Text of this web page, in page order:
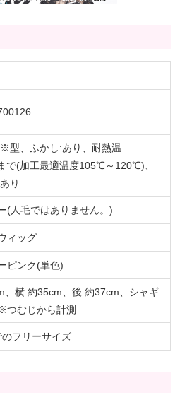
型、ふかし:あり、耐熱温
で(加工最適温度105℃～120℃)、
り
(人毛ではありません。)
ィッグ
ピンク(単色)
、横:約35cm、後:約37cm、シャギ
むじから計測
フリーサイズ